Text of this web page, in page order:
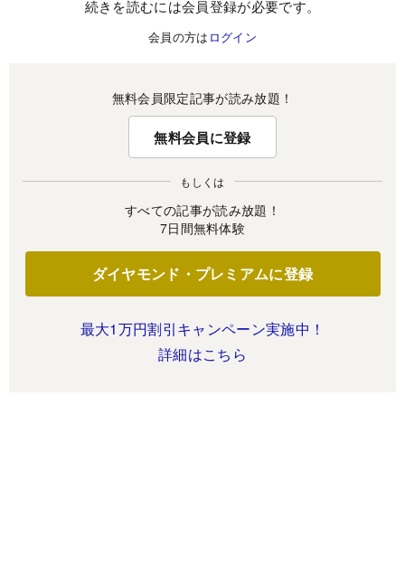
続きを読むには会員登録が必要です。
会員の方は ログイン
無料会員限定記事が読み放題！
無料会員に登録
もしくは
すべての記事が読み放題！
7日間無料体験
ダイヤモンド・プレミアムに登録
最大1万円割引キャンペーン実施中！
詳細はこちら